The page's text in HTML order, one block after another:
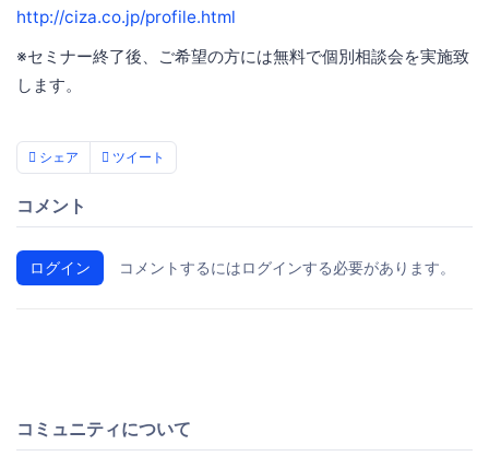
http://ciza.co.jp/profile.html
※セミナー終了後、ご希望の方には無料で個別相談会を実施致
します。
シェア ツイート
コメント
ログイン コメントするにはログインする必要があります。
コミュニティについて